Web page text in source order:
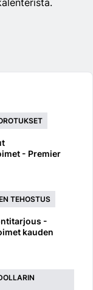
- Premier
TEHOSTUS
-
kauden